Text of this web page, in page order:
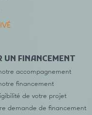
UN FINANCEMENT
accompagnement
financement
de votre projet
demande de financement